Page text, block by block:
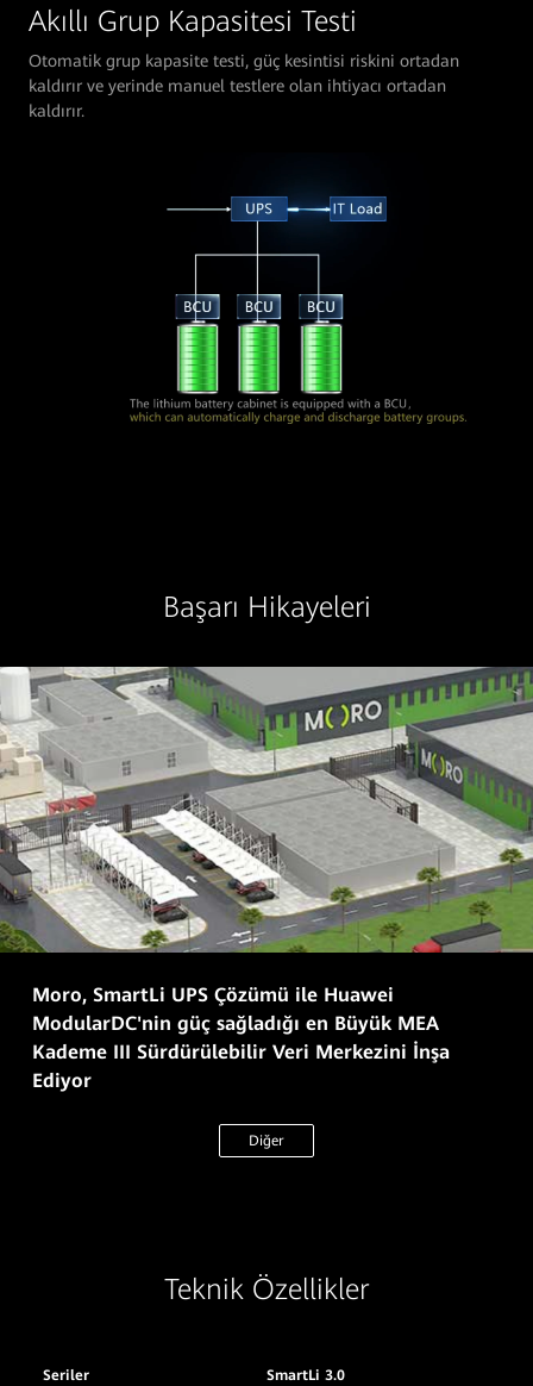
Akıllı Grup Kapasitesi Testi
Otomatik grup kapasite testi, güç kesintisi riskini ortadan
kaldırır ve yerinde manuel testlere olan ihtiyacı ortadan
kaldırır.
Başarı Hikayeleri
Moro, SmartLi UPS Çözümü ile Huawei
ModularDC'nin güç sağladığı en Büyük MEA
Kademe III Sürdürülebilir Veri Merkezini İnşa
Ediyor
Diğer
Teknik Özellikler
Seriler SmartLi 3.0